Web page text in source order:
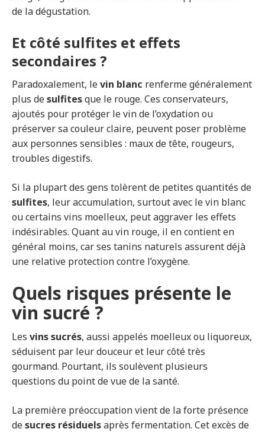
de la dégustation.
Et côté sulfites et effets
secondaires ?
Paradoxalement, levin blanc renferme généralement
plus desulfitesque le rouge. Ces conservateurs,
ajoutés pour protéger le vin de l’oxydation ou
préserver sa couleur claire, peuvent poser problème
aux personnes sensibles : maux de tête, rougeurs,
troubles digestifs.
Si la plupart des gens tolèrent de petites quantités de
sulfites, leur accumulation, surtout avec le vin blanc
ou certains vins moelleux, peut aggraver les effets
indésirables. Quant au vin rouge, il en contient en
général moins, car ses tanins naturels assurent déjà
une relative protection contre l’oxygène.
Quels risques présente le
vin sucré ?
Les vins sucrés, aussi appelés moelleux ou liquoreux,
séduisent par leur douceur et leur côté très
gourmand. Pourtant, ils soulèvent plusieurs
questions du point de vue de la santé.
La première préoccupation vient de la forte présence
desucres résiduelsaprès fermentation. Cet excès de